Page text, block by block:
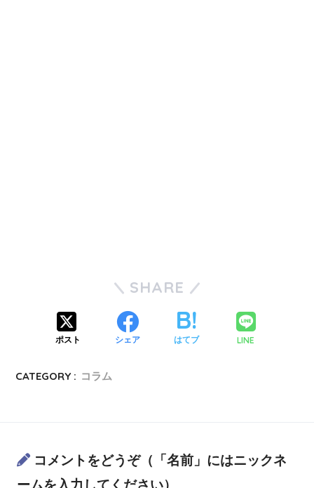
SHARE
ポスト シェア はてブ LINE
CATEGORY : コラム
コメントをどうぞ（「名前」にはニックネ
ームを入力してください）